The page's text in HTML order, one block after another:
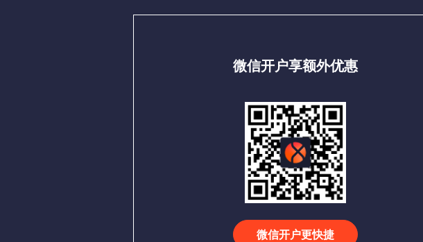
微信开户享额外优惠
微信开户更快捷